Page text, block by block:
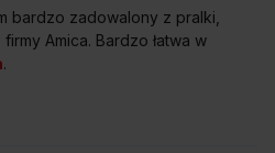
bardzo zadowalony z pralki,
Amica. Bardzo łatwa w
.